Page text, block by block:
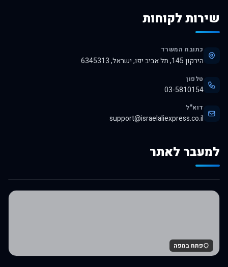
שירות לקוחות
כתובת המשרד
הירקון 145, תל אביב יפו, ישראל, 6345313
טלפון
03-5810154
דוא"ל
support@israelaliexpress.co.il
למעבר לאתר
לרכישה באלי אקספרס
פתח במפה